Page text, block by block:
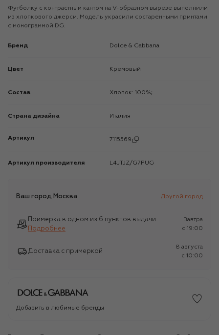
Футболку с контрастным кантом на V-образном вырезе выполнили
из хлопкового джерси. Модель украсили состаренными принтами
с монограммой DG.
Бренд Dolce & Gabbana
Цвет Кремовый
Состав Хлопок: 100%;
Страна дизайна Италия
Артикул 7115569
Артикул производителя L4JTJZ/G7PUG
Ваш город Москва Другой город
Примерка в одном из 6 пунктов выдачи
Подробнее
Завтра
c 19:00
Доставка с примеркой
8 августа
c 10:00
Добавить в любимые бренды